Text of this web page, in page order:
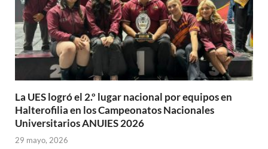
La UES logró el 2.º lugar nacional por equipos en
Halterofilia en los Campeonatos Nacionales
Universitarios ANUIES 2026
29 mayo, 2026